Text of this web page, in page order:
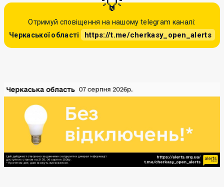
Отримуй сповіщення на нашому telegram каналі:
Черкаської області
https://t.me/cherkasy_open_alerts